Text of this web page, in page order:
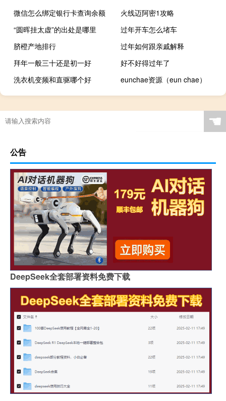
微信怎么绑定银行卡查询余额
火线迈阿密1攻略
“圆晖挂太虚”的出处是哪里
过年开车怎么堵车
脐橙产地排行
过年如何跟亲戚解释
拜年一般三十还是初一好
好不好得过年了
洗衣机变频和直驱哪个好
eunchae资源（eun chae）
☚
公告
DeepSeek全套部署资料免费下载